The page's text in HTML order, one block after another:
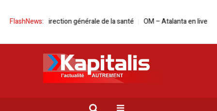
FlashNews:
de la Direction générale de la santé OM – Atalanta en live